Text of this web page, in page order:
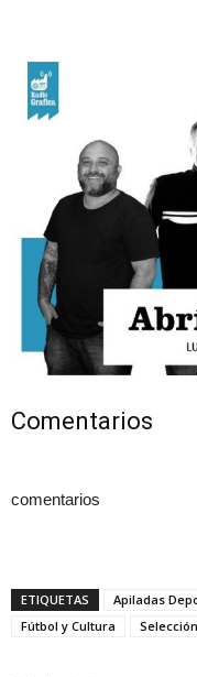
Comentarios
comentarios
ETIQUETAS Apiladas
Fútbol y Cultura